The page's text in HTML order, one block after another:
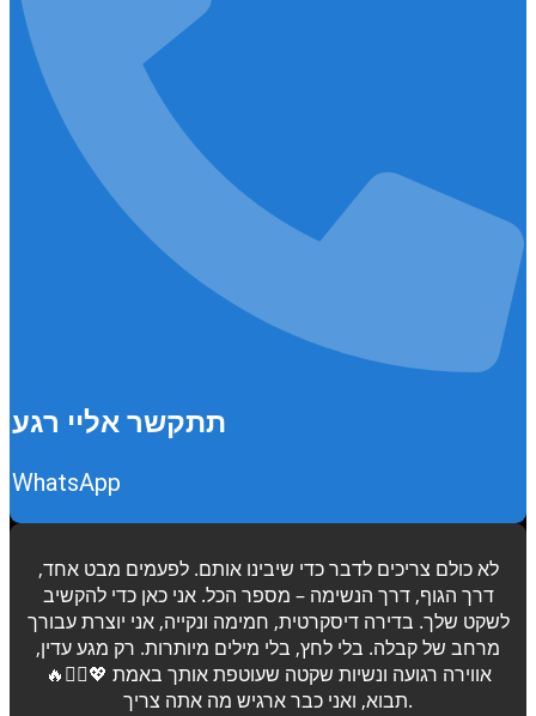
תתקשר אליי רגע
WhatsApp
לא כולם צריכים לדבר כדי שיבינו אותם. לפעמים מבט אחד,
דרך הגוף, דרך הנשימה – מספר הכל. אני כאן כדי להקשיב
לשקט שלך. בדירה דיסקרטית, חמימה ונקייה, אני יוצרת עבורך
מרחב של קבלה. בלי לחץ, בלי מילים מיותרות. רק מגע עדין,
אווירה רגועה ונשיות שקטה שעוטפת אותך באמת 💖💆‍♂️🔥
תבוא, ואני כבר ארגיש מה אתה צריך.